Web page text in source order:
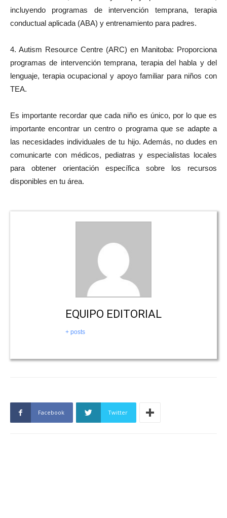
incluyendo programas de intervención temprana, terapia
conductual aplicada (ABA) y entrenamiento para padres.
4. Autism Resource Centre (ARC) en Manitoba: Proporciona
programas de intervención temprana, terapia del habla y del
lenguaje, terapia ocupacional y apoyo familiar para niños con
TEA.
Es importante recordar que cada niño es único, por lo que es
importante encontrar un centro o programa que se adapte a
las necesidades individuales de tu hijo. Además, no dudes en
comunicarte con médicos, pediatras y especialistas locales
para obtener orientación específica sobre los recursos
disponibles en tu área.
EQUIPO EDITORIAL
+ posts
Facebook Twitter